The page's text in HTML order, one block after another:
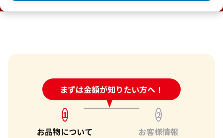
まずは金額が知りたい方へ！
24時間受付中!問い合わせフォーム
1
お品物について
2
お客様情報